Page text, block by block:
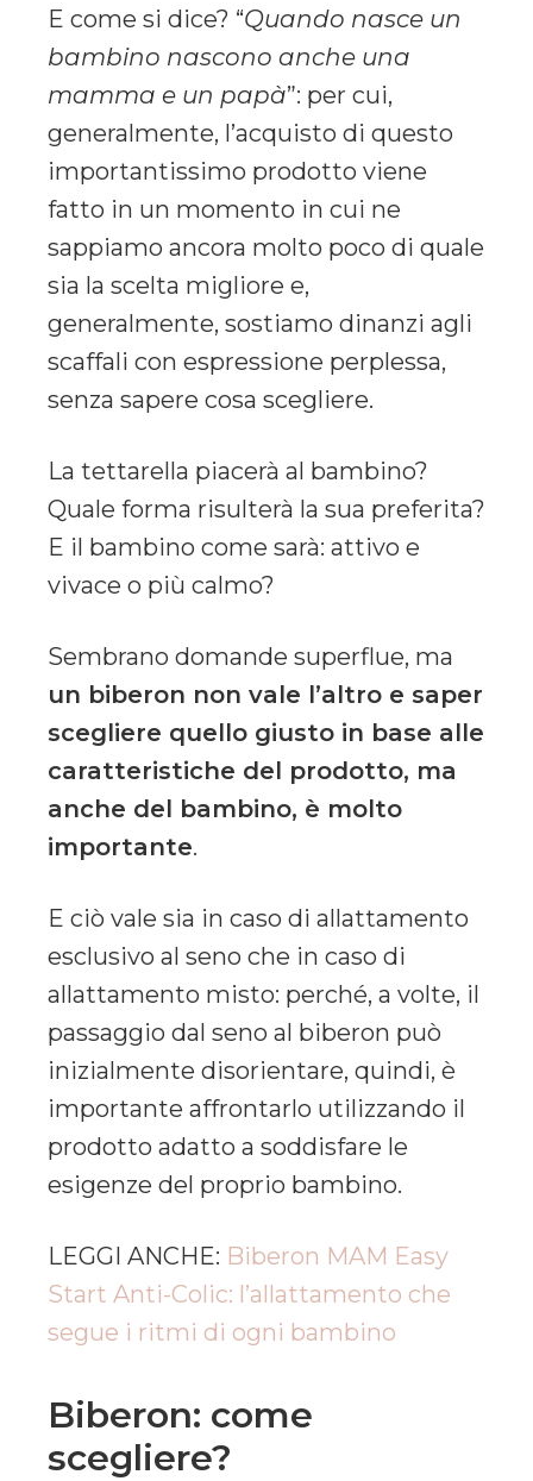
E come si dice? “Quando nasce un
bambino nascono anche una
mamma e un papà”: per cui,
generalmente, l’acquisto di questo
importantissimo prodotto viene
fatto in un momento in cui ne
sappiamo ancora molto poco di quale
sia la scelta migliore e,
generalmente, sostiamo dinanzi agli
scaffali con espressione perplessa,
senza sapere cosa scegliere.
La tettarella piacerà al bambino?
Quale forma risulterà la sua preferita?
E il bambino come sarà: attivo e
vivace o più calmo?
Sembrano domande superflue, ma
un biberon non vale l’altro e saper
scegliere quello giusto in base alle
caratteristiche del prodotto, ma
anche del bambino, è molto
importante.
E ciò vale sia in caso di allattamento
esclusivo al seno che in caso di
allattamento misto: perché, a volte, il
passaggio dal seno al biberon può
inizialmente disorientare, quindi, è
importante affrontarlo utilizzando il
prodotto adatto a soddisfare le
esigenze del proprio bambino.
LEGGI ANCHE: Biberon MAM Easy
Start Anti-Colic: l’allattamento che
segue i ritmi di ogni bambino
Biberon: come
scegliere?